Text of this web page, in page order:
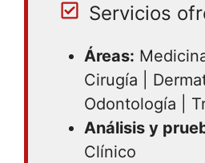
Servicios
Áreas:
Cirugía |
Odontología |
Análisis y
Clínico